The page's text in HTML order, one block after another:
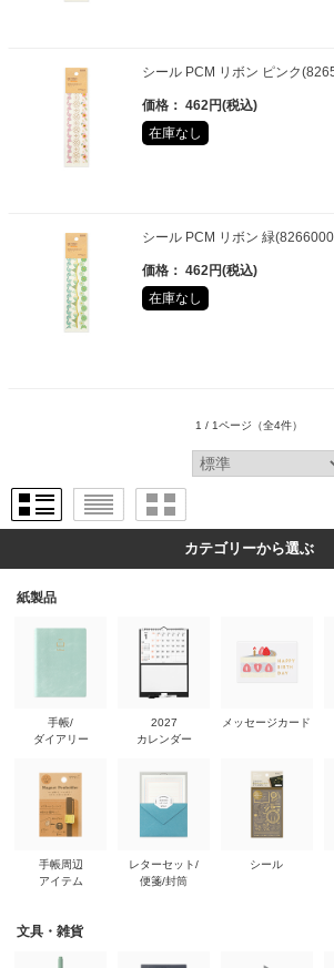
シール PCM リボン ピンク
価格： 462円(税込)
在庫なし
シール PCM リボン 緑
価格： 462円(税込)
在庫なし
1 / 1ページ （全4件）
カテゴリーから選ぶ
紙製品
手帳/
ダイアリー
手帳周辺
アイテム
2027
カレンダー
レターセット/
便箋/封筒
メッセージカード
シール
文具・雑貨